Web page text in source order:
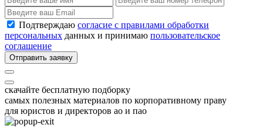
Подтверждаю согласие с правилами обработки
персональных данных и принимаю пользовательское
соглашение
Отправить заявку
скачайте бесплатную подборку
самых полезных материалов по корпоративному праву
для юристов и директоров ао и пао